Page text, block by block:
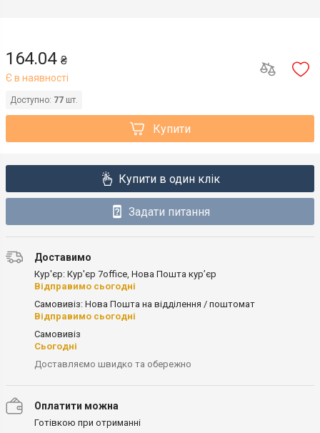
164.04 ₴
Є в наявності
Доступно: 77 шт.
Купити
Купити в один клік
Задати питання
Доставимо
Кур'єр: Кур'єр 7office, Нова Пошта кур’єр
Відправимо сьогодні
Самовивіз: Нова Пошта на відділення / поштомат
Відправимо сьогодні
Самовивіз
Сьогодні
Доставляємо швидко та обережно
Оплатити можна
Готівкою при отриманні